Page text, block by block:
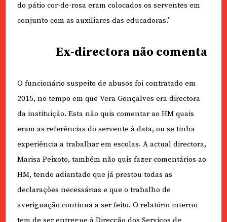
do pátio cor-de-rosa eram colocados os serventes em
conjunto com as auxiliares das educadoras.”
Ex-directora não comenta
O funcionário suspeito de abusos foi contratado em
2015, no tempo em que Vera Gonçalves era directora
da instituição. Esta não quis comentar ao HM quais
eram as referências do servente à data, ou se tinha
experiência a trabalhar em escolas. A actual directora,
Marisa Peixoto, também não quis fazer comentários ao
HM, tendo adiantado que já prestou todas as
declarações necessárias e que o trabalho de
averiguação continua a ser feito. O relatório interno